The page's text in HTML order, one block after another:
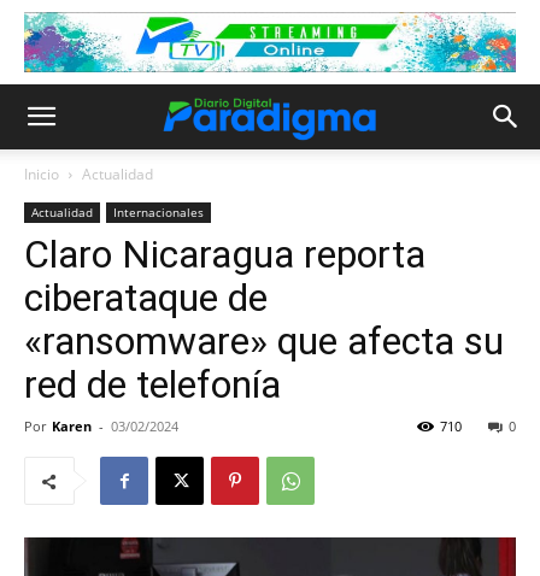
Inicio Actualidad
Actualidad Internacionales
Claro Nicaragua reporta
ciberataque de
«ransomware» que afecta su
red de telefonía
Por Karen - 03/02/2024 0
710